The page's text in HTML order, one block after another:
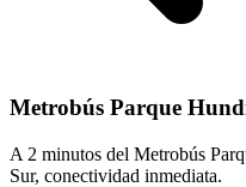
Metrobús Parque
A 2 minutos del Metrobús
Sur, conectividad inmediata.